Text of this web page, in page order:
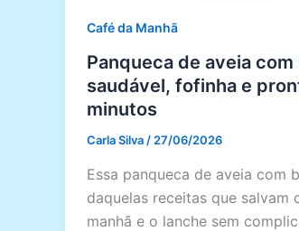
Café da Manhã
Panqueca de aveia com
saudável, fofinha e
minutos
Carla Silva / 27/06/2026
Essa panqueca de aveia com
daquelas receitas que salvam
manhã e o lanche sem